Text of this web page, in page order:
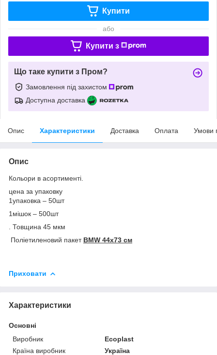
Купити
або
Купити з
Що таке купити з Пром?
Замовлення під захистом
Доступна доставка
Опис Характеристики Доставка Оплата Умови
Опис
Кольори в асортименті.
цена за упаковку
1упаковка – 50шт
1мішок – 500шт
. Товщина 45 мкм
Поліетиленовий пакет BMW 44х73 см
Приховати
Характеристики
Основні
Виробник
Ecoplast
Країна виробник
Україна